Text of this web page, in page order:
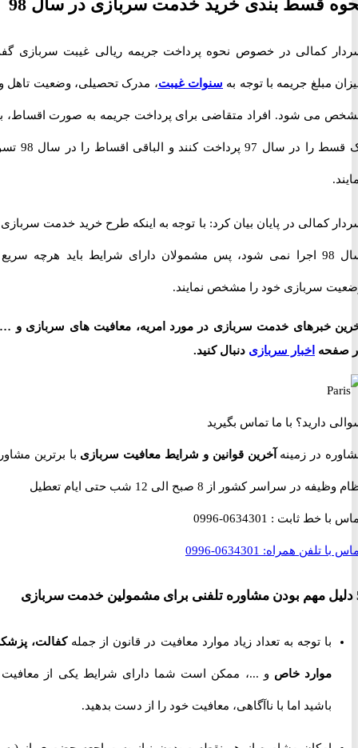
قسط بندی خرید خدمت سربازی در سال 98
کمالی در خصوص نحوه پرداخت جریمه ریالی غیبت سربازی گفت:
مبلغ جریمه با توجه بهسنوات غیبت، مدرک تحصیلی، وضعیت تاهل و…
می شود. افراد متقاضی برای پرداخت جریمه به صورت اقساط، باید
یک قسط را در سال 97 پرداخت کنند و الباقی اقساط را در سال 98 تسویه
کمالی در پایان بیان کرد: با توجه به اینکه طرح خرید خدمت سربازی در
سال 98 اجرا نمی شود، پس مشمولان دارای شرایط باید هرچه سریع تر
سربازی خود را مشخص نمایند.
خبرهای خدمت سربازی در مورد امریه، معافیت های سربازی و … را
اخبار سربازیدنبال کنید.
دارید؟ با ما تماس بگیرید
در زمینهآخرین قوانین و شرایط معافیت سربازیبا برترین مشاوران
در سراسر کشور از 8 صبح الی 12 شب حتی ایام تعطیل
با خط ثابت :0634301-0996
تلفن همراه:0634301-0996
با توجه به تعداد زیاد موارد معافیت در قانون از جملهکفالت، پزشکی،
موارد خاصو ...، ممکن است شما دارای شرایط یکی از معافیت ها
باشید اما با ناآگاهی، معافیت خود را از دست بدهید.